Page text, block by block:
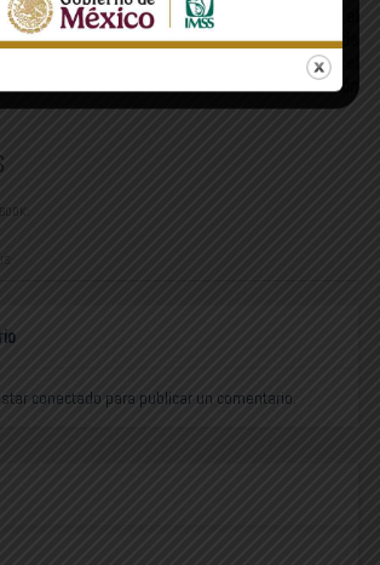
ayudar
en el
ESTAS LÍNEAS | Desaparecen el
ISTAI, pero no la obligación de
garantizar la transparencia y el
acceso a la información
conectado para publicar un comentario.